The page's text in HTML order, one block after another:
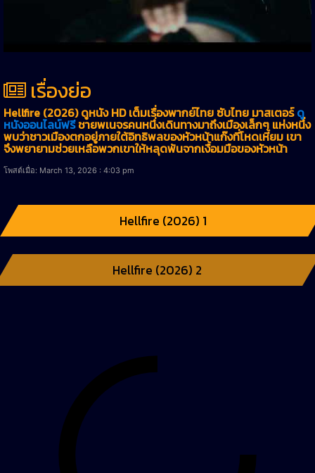
เรื่องย่อ
Hellfire (2026) ดูหนัง HD เต็มเรื่องพากย์ไทย ซับไทย มาสเตอร์ดู
หนังออนไลน์ฟรีชายพเนจรคนหนึ่งเดินทางมาถึงเมืองเล็กๆ แห่งหนึ่ง
พบว่าชาวเมืองตกอยู่ภายใต้อิทธิพลของหัวหน้าแก๊งที่โหดเหี้ยม เขา
จึงพยายามช่วยเหลือพวกเขาให้หลุดพ้นจากเงื้อมมือของหัวหน้า
โพสต์เมื่อ: March 13, 2026 : 4:03 pm
Hellfire (2026) 1
Hellfire (2026) 2